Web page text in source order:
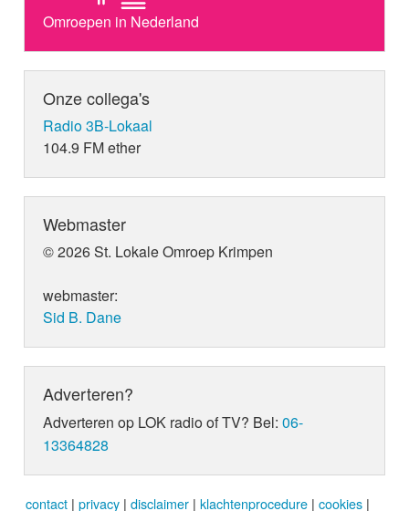
Omroepen in Nederland
Onze collega's
Radio 3B-Lokaal
104.9 FM ether
Webmaster
© 2026 St. Lokale Omroep Krimpen
webmaster:
Sid B. Dane
Adverteren?
Adverteren op LOK radio of TV? Bel:06-
13364828
contact | privacy | disclaimer | klachtenprocedure | cookies |